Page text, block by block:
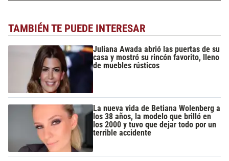
TAMBIÉN TE PUEDE INTERESAR
Juliana Awada abrió las puertas de su
casa y mostró su rincón favorito, lleno
de muebles rústicos
La nueva vida de Betiana Wolenberg a
los 38 años, la modelo que brilló en
los 2000 y tuvo que dejar todo por un
terrible accidente